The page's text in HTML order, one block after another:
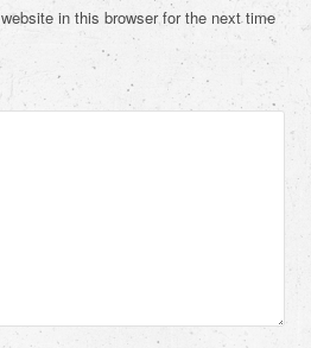
in this browser for the next time